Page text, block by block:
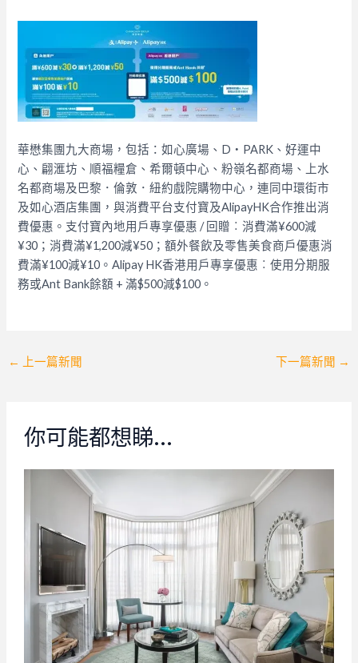
華懋集團九大商場，包括：如心廣場、D‧PARK、好運中
心、翩滙坊、順福糧倉、希爾頓中心、粉嶺名都商場、上水
名都商場及巴黎．倫敦．紐約戲院購物中心，連同中環街市
及如心酒店集團，與消費平台支付寶及AlipayHK合作推出消
費優惠。支付寶內地用戶專享優惠 / 回贈︰消費滿¥600減
¥30；消費滿¥1,200減¥50；額外餐飲及零售美食商戶優惠消
費滿¥100減¥10。Alipay HK香港用戶專享優惠︰使用分期服
務或Ant Bank餘額 + 滿$500減$100。
Post
← 上一篇新聞 下一篇新聞 →
你可能都想睇…